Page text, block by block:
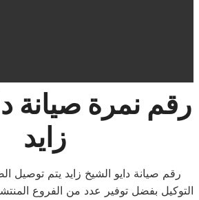
رقم نمرة صيانة
زايد
رقم صيانة دايو الشيخ زايد يتم توصيل
التوكيل بفضل توفير عدد من الفروع